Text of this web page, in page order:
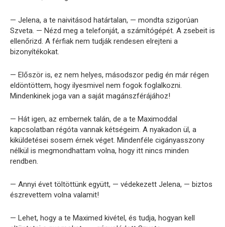
— Jelena, a te naivitásod határtalan, — mondta szigorúan
Szveta. — Nézd meg a telefonját, a számítógépét. A zsebeit is
ellenőrizd. A férfiak nem tudják rendesen elrejteni a
bizonyítékokat.
— Először is, ez nem helyes, másodszor pedig én már régen
eldöntöttem, hogy ilyesmivel nem fogok foglalkozni.
Mindenkinek joga van a saját magánszférájához!
— Hát igen, az embernek talán, de a te Maximoddal
kapcsolatban régóta vannak kétségeim. A nyakadon ül, a
kiküldetései sosem érnek véget. Mindenféle cigányasszony
nélkül is megmondhattam volna, hogy itt nincs minden
rendben.
— Annyi évet töltöttünk együtt, — védekezett Jelena, — biztos
észrevettem volna valamit!
— Lehet, hogy a te Maximed kivétel, és tudja, hogyan kell